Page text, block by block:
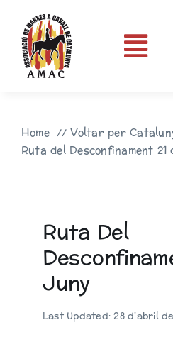
content
AMAC
Fotos
Videos
Biblioteca
Home
Voltar per
Ruta del Desconfinament 21
Ruta Del
Juny
Last Updated: 28 d'abril